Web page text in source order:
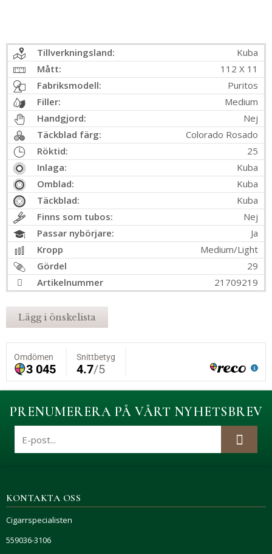
Tillverkningsland:
Kuba
Mått:
112 X 11
Fabriksmodell:
Puritos
Filler:
Medium
Handgjord:
Nej
Täckblad färg:
Colorado Rosado
Röktid:
25
Inlaga:
Kuba
Omblad:
Kuba
Täckblad:
Kuba
Finns som tubos:
Nej
Passar nybörjare:
Ja
Kropp
Medium/Light
Gördel
29
Artikelnummer
21709219
Lägg i önskelista
PRENUMERERA PÅ VÅRT NYHETSBREV
KONTAKTA OSS
Cigarrspecialisten
559036-3106